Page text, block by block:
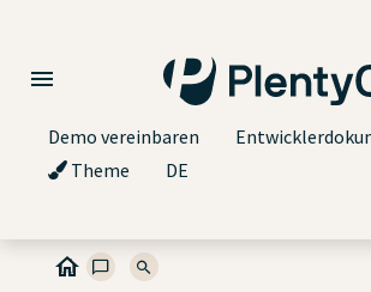
Demo vereinbaren
Theme
DE